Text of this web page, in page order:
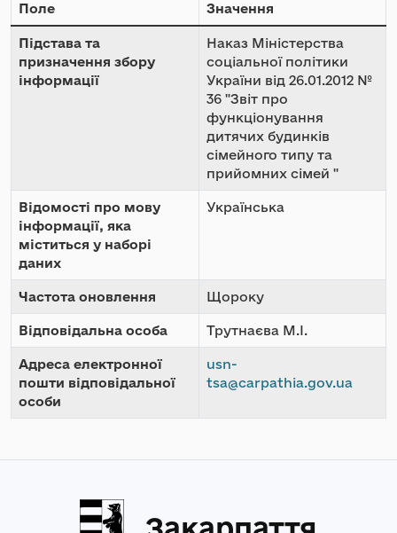
Поле Значення
Підстава та
призначення збору
інформації
Наказ Міністерства
соціальної політики
України від 26.01.2012 №
36 "Звіт про
функціонування
дитячих будинків
сімейного типу та
прийомних сімей "
Відомості про мову
інформації, яка
міститься у наборі
даних
Українська
Частота оновлення Щороку
Відповідальна особа Трутнаєва М.І.
Адреса електронної
пошти відповідальної
особи
usn-
tsa@carpathia.gov.ua